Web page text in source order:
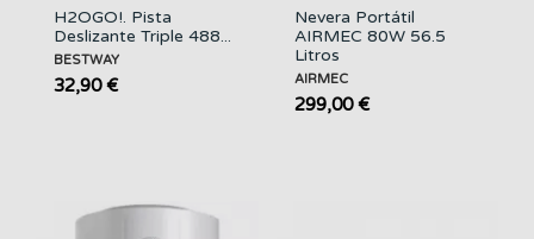
H2OGO!. Pista
Deslizante Triple 488...
BESTWAY
32,90 €
Nevera Portátil
AIRMEC 80W 56.5
Litros
AIRMEC
299,00 €